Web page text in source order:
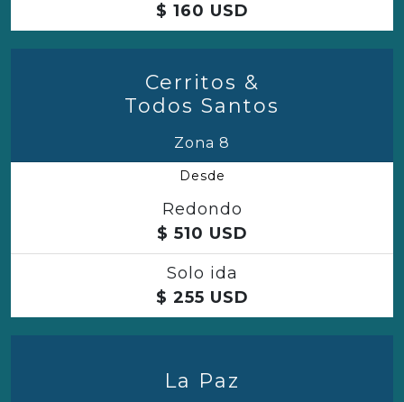
$ 160 USD
Cerritos &
Todos Santos
Zona 8
Desde
Redondo
$ 510 USD
Solo ida
$ 255 USD
La Paz